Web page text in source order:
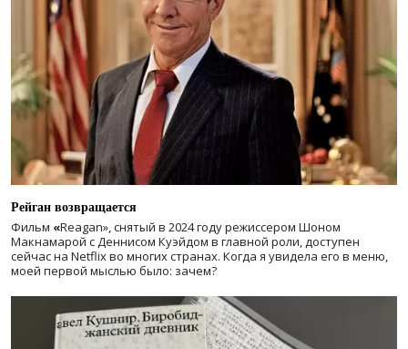
Рейган возвращается
Фильм «Reagan», снятый в 2024 годурежиссером Шоном
Макнамарой с Деннисом Куэйдом в главной роли, доступен
сейчас на Netflix во многих странах. Когда я увидела его в меню,
моей первой мыслью было: зачем?